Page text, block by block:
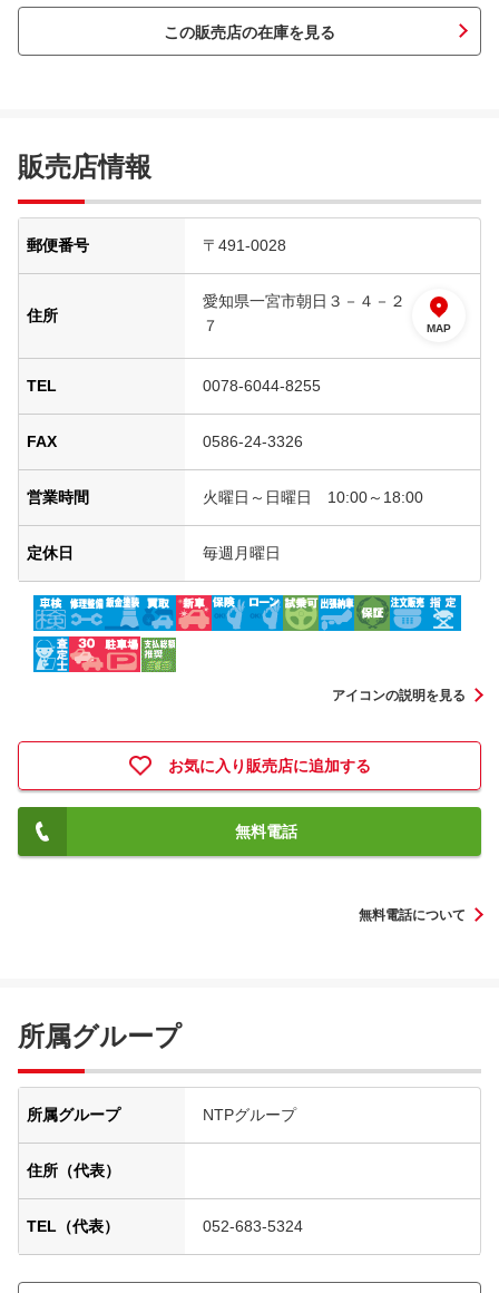
この販売店の在庫を見る
販売店情報
郵便番号 〒491-0028
住所
愛知県一宮市朝日３－４－２
７
MAP
TEL 0078-6044-8255
FAX 0586-24-3326
営業時間 火曜日～日曜日 10:00～18:00
定休日 毎週月曜日
アイコンの説明を見る
お気に入り販売店に追加する
無料電話
無料電話について
所属グループ
所属グループ NTPグループ
住所（代表）
TEL（代表） 052-683-5324